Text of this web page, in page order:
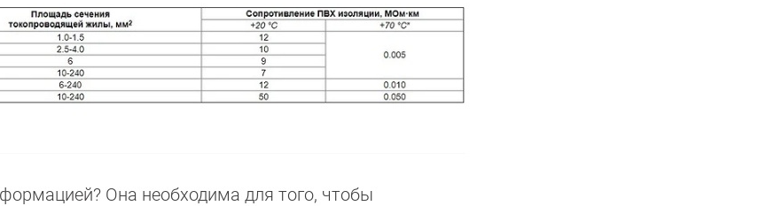
Она необходима для того, чтобы